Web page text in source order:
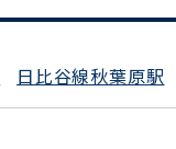
日比谷線秋葉原駅